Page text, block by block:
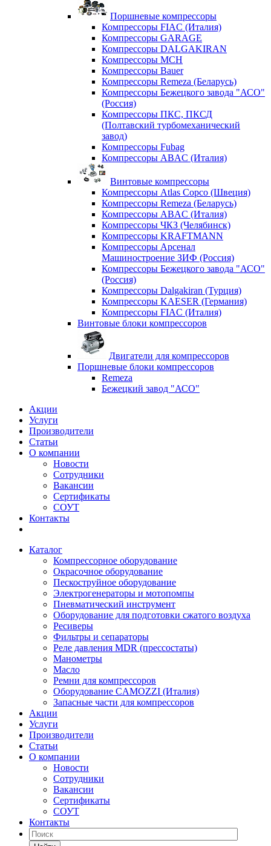
Поршневые компрессоры
Компрессоры FIAC (Италия)
Компрессоры GARAGE
Компрессоры DALGAKIRAN
Компрессоры MCH
Компрессоры Bauer
Компрессоры Remeza (Беларусь)
Компрессоры Бежецкого завода "АСО"
(Россия)
Компрессоры ПКС, ПКСД
(Полтавский турбомеханический
завод)
Компрессоры Fubag
Компрессоры ABAC (Италия)
Винтовые компрессоры
Компрессоры Atlas Copco (Швеция)
Компрессоры Remeza (Беларусь)
Компрессоры ABAC (Италия)
Компрессоры ЧКЗ (Челябинск)
Компрессоры KRAFTMANN
Компрессоры Арсенал
Машиностроение ЗИФ (Россия)
Компрессоры Бежецкого завода "АСО"
(Россия)
Компрессоры Dalgakiran (Турция)
Компрессоры KAESER (Германия)
Компрессоры FIAC (Италия)
Винтовые блоки компрессоров
Двигатели для компрессоров
Поршневые блоки компрессоров
Remeza
Бежецкий завод "АСО"
Акции
Услуги
Производители
Статьи
О компании
Новости
Сотрудники
Вакансии
Сертификаты
СОУТ
Контакты
Каталог
Компрессорное оборудование
Окрасочное оборудование
Пескоструйное оборудование
Электрогенераторы и мотопомпы
Пневматический инструмент
Оборудование для подготовки сжатого воздуха
Ресиверы
Фильтры и сепараторы
Реле давления MDR (прессостаты)
Манометры
Масло
Ремни для компрессоров
Оборудование CAMOZZI (Италия)
Запасные части для компрессоров
Акции
Услуги
Производители
Статьи
О компании
Новости
Сотрудники
Вакансии
Сертификаты
СОУТ
Контакты